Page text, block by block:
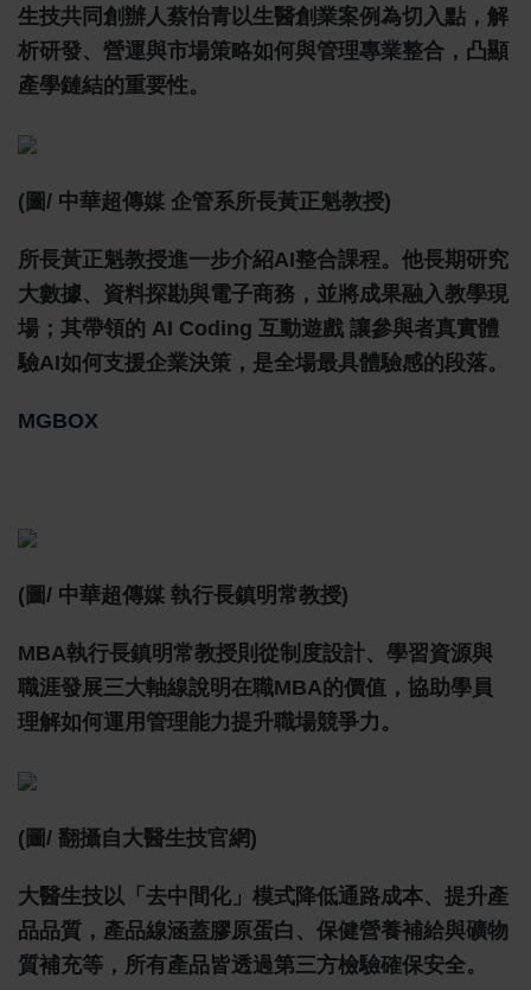
生技共同創辦人蔡怡青以生醫創業案例為切入點，解
析研發、營運與市場策略如何與管理專業整合，凸顯
產學鏈結的重要性。
(圖/ 中華超傳媒 企管系所長黃正魁教授)
所長黃正魁教授進一步介紹AI整合課程。他長期研究
大數據、資料探勘與電子商務，並將成果融入教學現
場；其帶領的 AI Coding 互動遊戲 讓參與者真實體
驗AI如何支援企業決策，是全場最具體驗感的段落。
MGBOX
(圖/ 中華超傳媒 執行長鎮明常教授)
MBA執行長鎮明常教授則從制度設計、學習資源與
職涯發展三大軸線說明在職MBA的價值，協助學員
理解如何運用管理能力提升職場競爭力。
(圖/ 翻攝自大醫生技官網)
大醫生技以「去中間化」模式降低通路成本、提升產
品品質，產品線涵蓋膠原蛋白、保健營養補給與礦物
質補充等，所有產品皆透過第三方檢驗確保安全。